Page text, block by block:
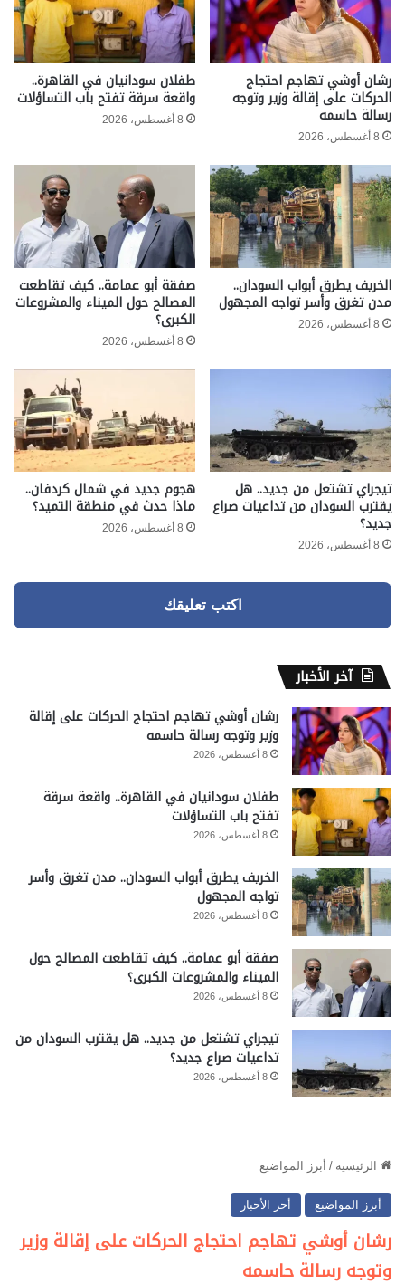
رشان أوشي تهاجم احتجاج
الحركات على إقالة وزير وتوجه
رسالة حاسمه
8 أغسطس، 2026
طفلان سودانيان في القاهرة..
واقعة سرقة تفتح باب التساؤلات
8 أغسطس، 2026
الخريف يطرق أبواب السودان..
مدن تغرق وأسر تواجه المجهول
8 أغسطس، 2026
صفقة أبو عمامة.. كيف تقاطعت
المصالح حول الميناء والمشروعات
الكبرى؟
8 أغسطس، 2026
تيجراي تشتعل من جديد.. هل
يقترب السودان من تداعيات صراع
جديد؟
8 أغسطس، 2026
هجوم جديد في شمال كردفان..
ماذا حدث في منطقة التميد؟
8 أغسطس، 2026
اكتب تعليقك
آخر الأخبار
رشان أوشي تهاجم احتجاج الحركات على إقالة
وزير وتوجه رسالة حاسمه
8 أغسطس، 2026
طفلان سودانيان في القاهرة.. واقعة سرقة
تفتح باب التساؤلات
8 أغسطس، 2026
الخريف يطرق أبواب السودان.. مدن تغرق وأسر
تواجه المجهول
8 أغسطس، 2026
صفقة أبو عمامة.. كيف تقاطعت المصالح حول
الميناء والمشروعات الكبرى؟
8 أغسطس، 2026
تيجراي تشتعل من جديد.. هل يقترب السودان من
تداعيات صراع جديد؟
8 أغسطس، 2026